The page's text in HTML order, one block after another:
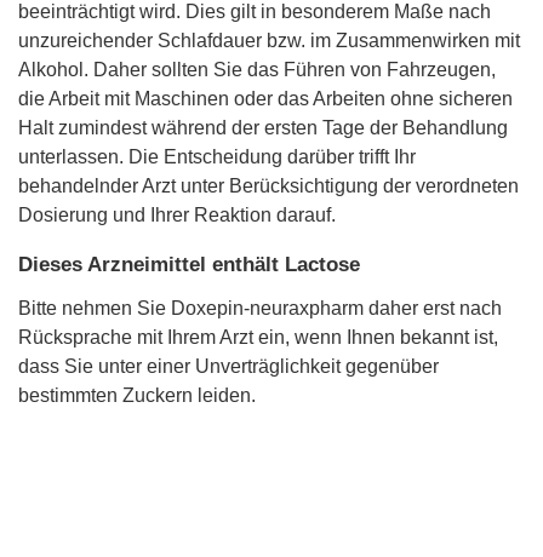
beeinträchtigt wird. Dies gilt in besonderem Maße nach
unzureichender Schlafdauer bzw. im Zusammenwirken mit
Alkohol. Daher sollten Sie das Führen von Fahrzeugen,
die Arbeit mit Maschinen oder das Arbeiten ohne sicheren
Halt zumindest während der ersten Tage der Behandlung
unterlassen. Die Entscheidung darüber trifft Ihr
behandelnder Arzt unter Berücksichtigung der verordneten
Dosierung und Ihrer Reaktion darauf.
Dieses Arzneimittel enthält Lactose
Bitte nehmen Sie Doxepin-neuraxpharm daher erst nach
Rücksprache mit Ihrem Arzt ein, wenn Ihnen bekannt ist,
dass Sie unter einer Unverträglichkeit gegenüber
bestimmten Zuckern leiden.